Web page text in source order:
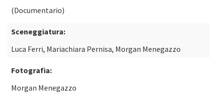
(Documentario)
Sceneggiatura:
Luca Ferri, Mariachiara Pernisa, Morgan Menegazzo
Fotografia:
Morgan Menegazzo